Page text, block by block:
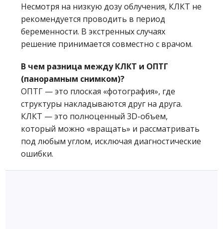
Несмотря на низкую дозу облучения, КЛКТ не
рекомендуется проводить в период
беременности. В экстренных случаях
решение принимается совместно с врачом.
В чем разница между КЛКТ и ОПТГ
(панорамным снимком)?
ОПТГ — это плоская «фотография», где
структуры накладываются друг на друга.
КЛКТ — это полноценный 3D-объем,
который можно «вращать» и рассматривать
под любым углом, исключая диагностические
ошибки.